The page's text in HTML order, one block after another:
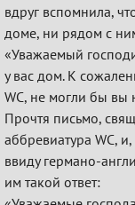
вдруг вспомнила,
доме, ни рядом с
«Уважаемый
у вас дом. К
WC, не могли бы вы
Прочтя письмо,
аббревиатура WC,
ввиду германо-
им такой ответ: